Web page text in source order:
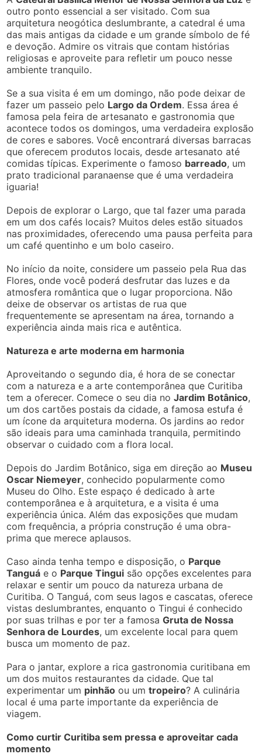
outro ponto essencial a ser visitado. Com sua
arquitetura neogótica deslumbrante, a catedral é uma
das mais antigas da cidade e um grande símbolo de fé
e devoção. Admire os vitrais que contam histórias
religiosas e aproveite para refletir um pouco nesse
ambiente tranquilo.
Se a sua visita é em um domingo, não pode deixar de
fazer um passeio pelo Largo da Ordem. Essa área é
famosa pela feira de artesanato e gastronomia que
acontece todos os domingos, uma verdadeira explosão
de cores e sabores. Você encontrará diversas barracas
que oferecem produtos locais, desde artesanato até
comidas típicas. Experimente o famoso barreado, um
prato tradicional paranaense que é uma verdadeira
iguaria!
Depois de explorar o Largo, que tal fazer uma parada
em um dos cafés locais? Muitos deles estão situados
nas proximidades, oferecendo uma pausa perfeita para
um café quentinho e um bolo caseiro.
No início da noite, considere um passeio pela Rua das
Flores, onde você poderá desfrutar das luzes e da
atmosfera romântica que o lugar proporciona. Não
deixe de observar os artistas de rua que
frequentemente se apresentam na área, tornando a
experiência ainda mais rica e autêntica.
Natureza e arte moderna em harmonia
Aproveitando o segundo dia, é hora de se conectar
com a natureza e a arte contemporânea que Curitiba
tem a oferecer. Comece o seu dia noJardim Botânico,
um dos cartões postais da cidade, a famosa estufa é
um ícone da arquitetura moderna. Os jardins ao redor
são ideais para uma caminhada tranquila, permitindo
observar o cuidado com a flora local.
Depois do Jardim Botânico, siga em direção ao Museu
Oscar Niemeyer, conhecido popularmente como
Museu do Olho. Este espaço é dedicado à arte
contemporânea e à arquitetura, e a visita é uma
experiência única. Além das exposições que mudam
com frequência, a própria construção é uma obra-
prima que merece aplausos.
Caso ainda tenha tempo e disposição, o Parque
Tanguá e o Parque Tingui são opções excelentes para
relaxar e sentir um pouco da natureza urbana de
Curitiba. O Tanguá, com seus lagos e cascatas, oferece
vistas deslumbrantes, enquanto o Tingui é conhecido
por suas trilhas e por ter a famosaGruta de Nossa
Senhora de Lourdes, um excelente local para quem
busca um momento de paz.
Para o jantar, explore a rica gastronomia curitibana em
um dos muitos restaurantes da cidade. Que tal
experimentar um pinhão ou umtropeiro? A culinária
local é uma parte importante da experiência de
viagem.
Como curtir Curitiba sem pressa e aproveitar cada
momento